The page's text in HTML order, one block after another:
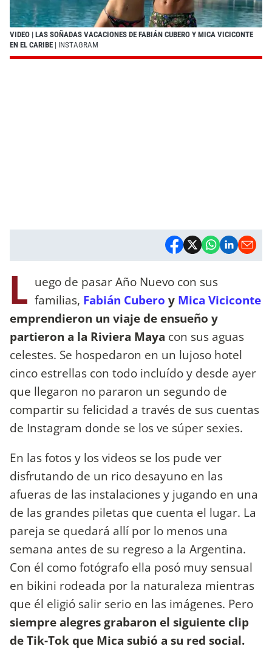
VIDEO | LAS SOÑADAS VACACIONES DE FABIÁN CUBERO Y MICA VICICONTE
EN EL CARIBE | INSTAGRAM
L uego de pasar Año Nuevo con sus
familias, Fabián Cubero y Mica Viciconte
emprendieron un viaje de ensueño y
partieron a la Riviera Maya con sus aguas
celestes. Se hospedaron en un lujoso hotel
cinco estrellas con todo incluído y desde ayer
que llegaron no pararon un segundo de
compartir su felicidad a través de sus cuentas
de Instagram donde se los ve súper sexies.
En las fotos y los videos se los pude ver
disfrutando de un rico desayuno en las
afueras de las instalaciones y jugando en una
de las grandes piletas que cuenta el lugar. La
pareja se quedará allí por lo menos una
semana antes de su regreso a la Argentina.
Con él como fotógrafo ella posó muy sensual
en bikini rodeada por la naturaleza mientras
que él eligió salir serio en las imágenes. Pero
siempre alegres grabaron el siguiente clip
de Tik-Tok que Mica subió a su red social.